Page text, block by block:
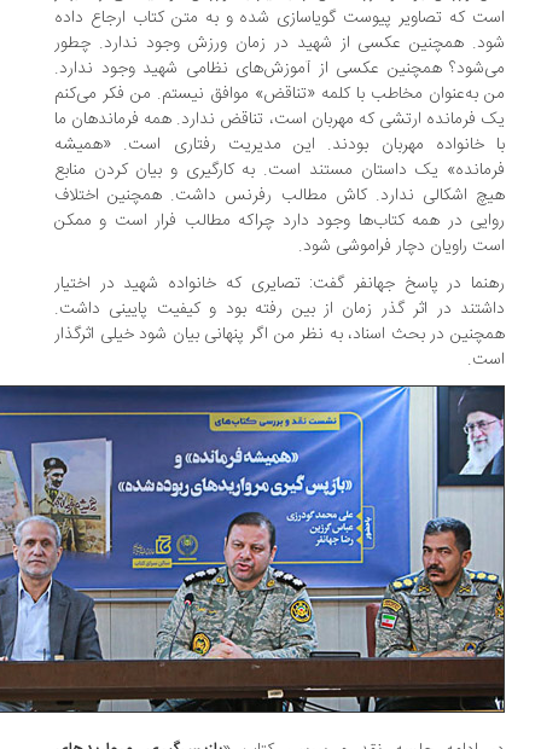
که تصاویر پیوست گویاسازی شده و به متن کتاب ارجاع داده
همچنین عکسی از شهید در زمان ورزش وجود ندارد. چطور
همچنین عکسی از آموزش‌های نظامی شهید وجود ندارد.
به‌عنوان مخاطب با کلمه «تناقض» موافق نیستم. من فکر می‌کنم
فرمانده ارتشی که مهربان است، تناقض ندارد. همه فرماندهان ما
خانواده مهربان بودند. این مدیریت رفتاری است. «همیشه
یک داستان مستند است. به کارگیری و بیان کردن منابع
اشکالی ندارد. کاش مطالب رفرنس داشت. همچنین اختلاف
در همه کتاب‌ها وجود دارد چراکه مطالب فرار است و ممکن
راویان دچار فراموشی شود.
در پاسخ جهانفر گفت: تصایری که خانواده شهید در اختیار
در اثر گذر زمان از بین رفته بود و کیفیت پایینی داشت.
در بحث اسناد، به نظر من اگر پنهانی بیان شود خیلی اثرگذار